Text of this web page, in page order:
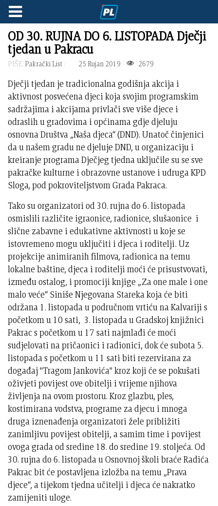
OD 30. RUJNA DO 6. LISTOPADA Dječji
tjedan u Pakracu
PIŠE: Pakrački List 25 Rujan 2019 2679
Dječji tjedan je tradicionalna godišnja akcija i
aktivnost posvećena djeci koja svojim programskim
sadržajima i akcijama privlači sve više djece i
odraslih u gradovima i općinama gdje djeluju
osnovna Društva „Naša djeca“ (DND). Unatoč činjenici
da u našem gradu ne djeluje DND, u organizaciju i
kreiranje programa Dječjeg tjedna uključile su se sve
pakračke kulturne i obrazovne ustanove i udruga KPD
Sloga, pod pokroviteljstvom Grada Pakraca.
Tako su organizatori od 30. rujna do 6. listopada
osmislili različite igraonice, radionice, slušaonice i
slične zabavne i edukativne aktivnosti u koje se
istovremeno mogu uključiti i djeca i roditelji. Uz
projekcije animiranih filmova, radionica na temu
lokalne baštine, djeca i roditelji moći će prisustvovati,
između ostalog, i promociji knjige „Za one male i one
malo veće“ Siniše Njegovana Stareka koja će biti
održana 1. listopada u područnom vrtiću na Kalvariji s
početkom u 10 sati, 3. listopada u Gradskoj knjižnici
Pakrac s početkom u 17 sati najmlađi će moći
sudjelovati na pričaonici i radionici, dok će subota 5.
listopada s početkom u 11 sati biti rezervirana za
događaj "Tragom Jankovića" kroz koji će se pokušati
oživjeti povijest ove obitelji i vrijeme njihova
življenja na ovom prostoru. Kroz glazbu, ples,
kostimirana vodstva, programe za djecu i mnoga
druga iznenađenja organizatori žele približiti
zanimljivu povijest obitelji, a samim time i povijest
ovoga grada od sredine 18. do sredine 19. stoljeća. Od
30. rujna do 6. listopada u Osnovnoj školi braće Radića
Pakrac bit će postavljena izložba na temu „Prava
djece“, a tijekom tjedna učitelji i djeca će nakratko
zamijeniti uloge.